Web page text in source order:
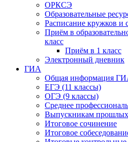
ОРКСЭ
Образовательные
Расписание кружков и
Приём в
класс
Приём в 1 класс
Электронный дневник
ГИА
Общая информация
ЕГЭ (11 классы)
ОГЭ (9 классы)
Среднее
Выпускникам прошлых
Итоговое сочинение
Итоговое